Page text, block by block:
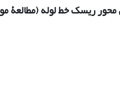
محور ریسک خط لوله (مطالعۀ